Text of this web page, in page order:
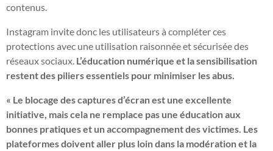
contenus.
Instagram invite donc les utilisateurs à compléter ces
protections avec une utilisation raisonnée et sécurisée des
réseaux sociaux. L’éducation numérique et la sensibilisation
restent des piliers essentiels pour minimiser les abus.
« Le blocage des captures d’écran est une excellente
initiative, mais cela ne remplace pas une éducation aux
bonnes pratiques et un accompagnement des victimes. Les
plateformes doivent aller plus loin dans la modération et la